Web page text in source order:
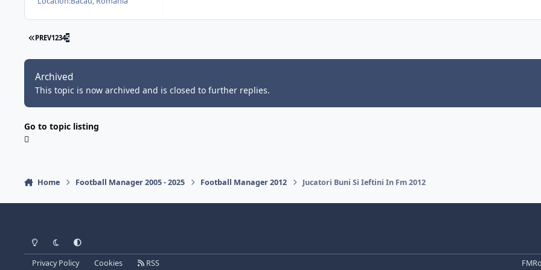
FIRST PAGE
PREV12345
Archived
This topic is now archived and is closed to further replies.
Go to topic listing
Home Football Manager 2005 - 2025 Football Manager 2012 Jucatori Buni Si Ieftini In Fm 2012
Light ModeDark ModeSystem Preference
Privacy Policy Cookies RSS